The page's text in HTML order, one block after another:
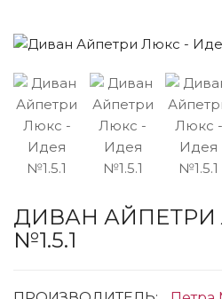
ДИВАН АЙПЕТРИ
№1.5.1